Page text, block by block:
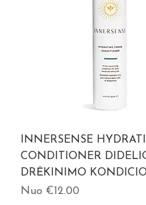
INNERSENSE
CONDITIONER
DRĖKINIMO
Nuo €12.00
Pardavimo kaina